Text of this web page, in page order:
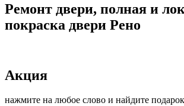
Ремонт двери, полная и
покраска двери Рено
Акция
нажмите на любое слово и найдите